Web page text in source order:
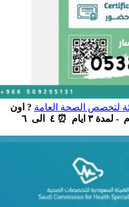
لتخصص الصحة العامة ? اون
لاين ‏ ‏ ? ٥ - ٧ فبراير ٢٠٢٣ م - لمدة ٣ ايام ‏ ⏰ ٤ الى ٦